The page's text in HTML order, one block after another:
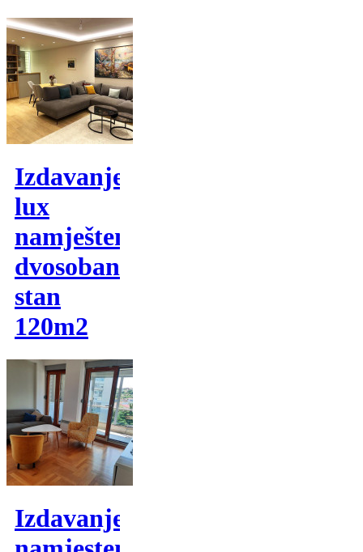
Izdavanje,
lux
namješten
dvosoban
stan
120m2
Izdavanje,